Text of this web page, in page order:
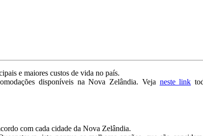
e maiores custos de vida no país.
disponíveis na Nova Zelândia. Veja neste link
com cada cidade da Nova Zelândia.